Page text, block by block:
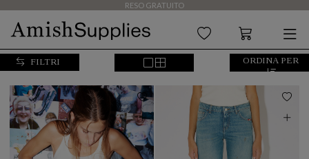
RESO GRATUITO
FILTRI ORDINA PER